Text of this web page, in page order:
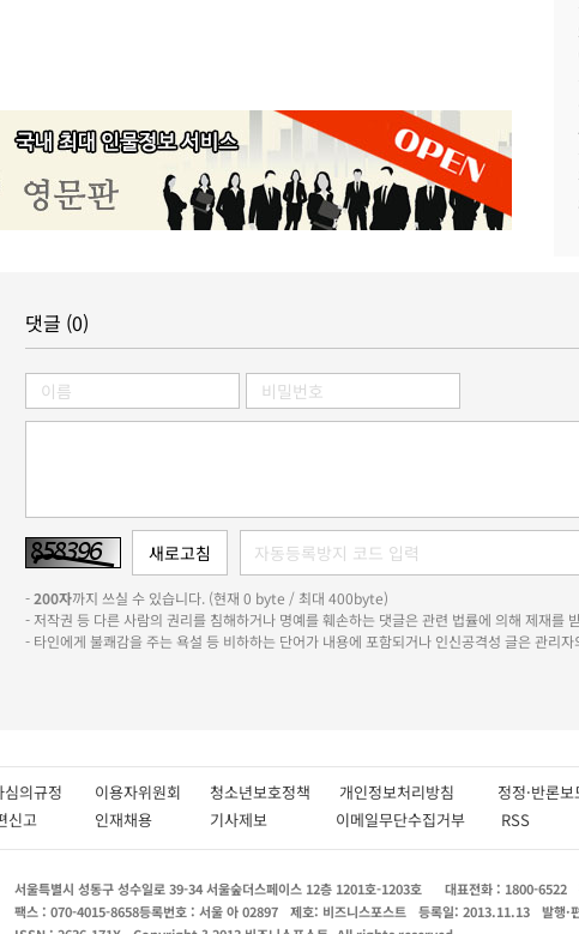
댓글 (0)
-200자까지 쓰실 수 있습니다. (현재 0 byte / 최대 400byte)
- 저작권 등 다른 사람의 권리를 침해하거나 명예를 훼손하는 댓글은 관련 법률에 의해 제재를
- 타인에게 불쾌감을 주는 욕설 등 비하하는 단어가 내용에 포함되거나 인신공격성 글은 관리
심의규정 이용자위원회 청소년보호정책 개인정보처리방침 정정·반론보
신고 인재채용 기사제보 이메일무단수집거부 RSS
서울특별시 성동구 성수일로 39-34 서울숲더스페이스 12층 1201호-1203호 대표전화 : 1800-6522
팩스 : 070-4015-8658등록번호 : 서울 아 02897 제호: 비즈니스포스트 등록일: 2013.11.13 발행·